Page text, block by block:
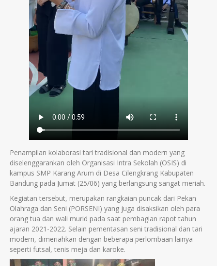
Penampilan kolaborasi tari tradisional dan modern yang
diselenggarankan oleh Organisasi Intra Sekolah (OSIS) di
kampus SMP Karang Arum di Desa Cilengkrang Kabupaten
Bandung pada Jumat (25/06) yang berlangsung sangat meriah.
Kegiatan tersebut, merupakan rangkaian puncak dari Pekan
Olahraga dan Seni (PORSENI) yang juga disaksikan oleh para
orang tua dan wali murid pada saat pembagian rapot tahun
ajaran 2021-2022. Selain pementasan seni tradisional dan tari
modern, dimeriahkan dengan beberapa perlombaan lainya
seperti futsal, tenis meja dan karoke.